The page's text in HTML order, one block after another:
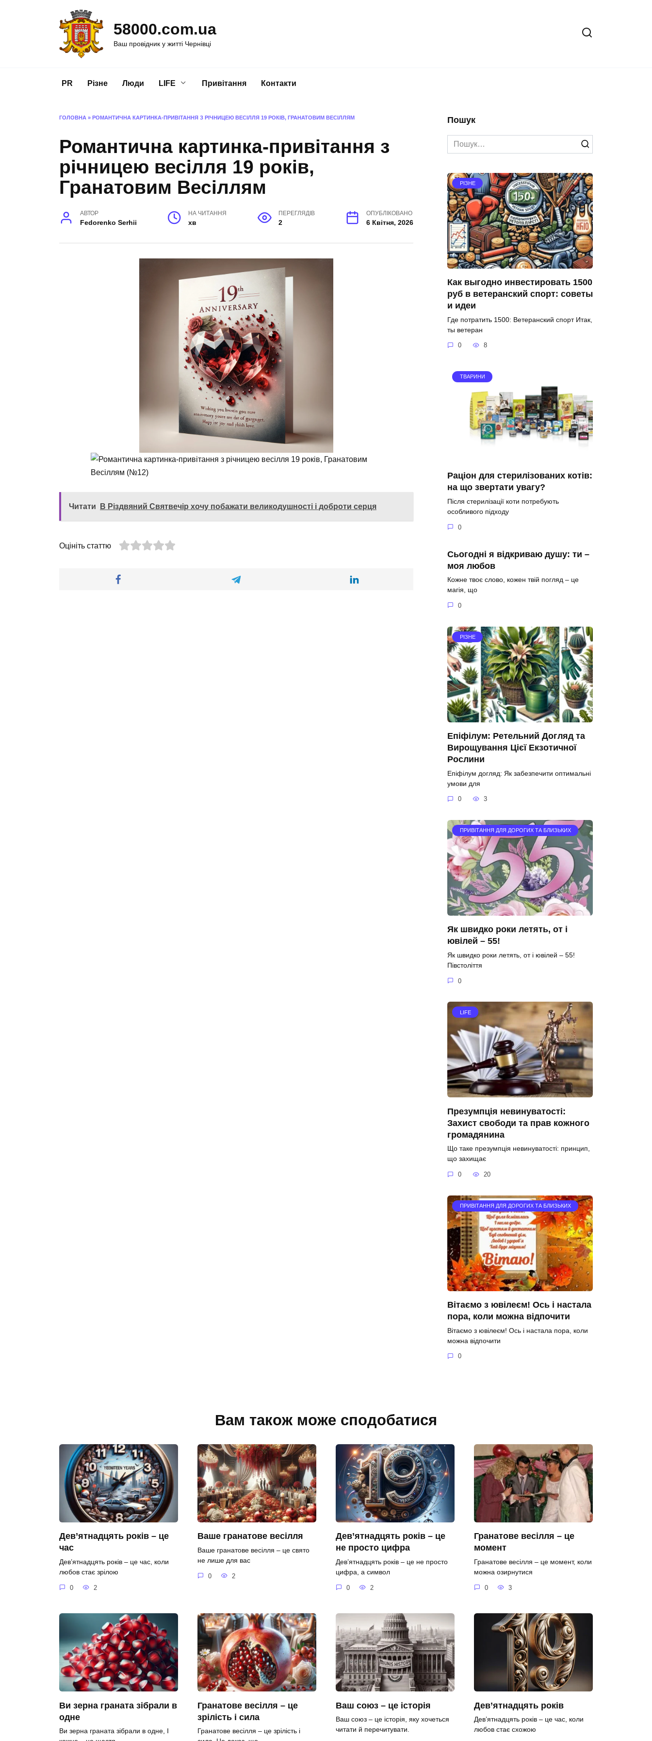
58000.com.ua
Ваш провідник у житті Чернівці
PR Різне Люди LIFE Привітання Контакти
ГОЛОВНА » РОМАНТИЧНА КАРТИНКА-ПРИВІТАННЯ З РІЧНИЦЕЮ ВЕСІЛЛЯ 19 РОКІВ, ГРАНАТОВИМ ВЕСІЛЛЯМ
Романтична картинка-привітання з
річницею весілля 19 років,
Гранатовим Весіллям
АВТОР
Fedorenko Serhii
НА ЧИТАННЯ
хв
ПЕРЕГЛЯДІВ
2
ОПУБЛІКОВАНО
6 Квітня, 2026
Читати В Різдвяний Святвечір хочу побажати великодушності і доброти серця
Оцініть статтю
Пошук
Search
for:
РІЗНЕ
Как выгодно инвестировать 1500
руб в ветеранский спорт: советы
и идеи
Где потратить 1500: Ветеранский спорт Итак,
ты ветеран
0 8
ТВАРИНИ
Раціон для стерилізованих котів:
на що звертати увагу?
Після стерилізації коти потребують
особливого підходу
0
Сьогодні я відкриваю душу: ти –
моя любов
Кожне твоє слово, кожен твій погляд – це
магія, що
0
РІЗНЕ
Епіфілум: Ретельний Догляд та
Вирощування Цієї Екзотичної
Рослини
Епіфілум догляд: Як забезпечити оптимальні
умови для
0 3
ПРИВІТАННЯ ДЛЯ ДОРОГИХ ТА БЛИЗЬКИХ
Як швидко роки летять, от і
ювілей – 55!
Як швидко роки летять, от і ювілей – 55!
Півстоліття
0
LIFE
Презумпція невинуватості:
Захист свободи та прав кожного
громадянина
Що таке презумпція невинуватості: принцип,
що захищає
0 20
ПРИВІТАННЯ ДЛЯ ДОРОГИХ ТА БЛИЗЬКИХ
Вітаємо з ювілеєм! Ось і настала
пора, коли можна відпочити
Вітаємо з ювілеєм! Ось і настала пора, коли
можна відпочити
0
Вам також може сподобатися
Дев’ятнадцять років – це
час
Дев’ятнадцять років – це час, коли
любов стає зрілою
0 2
Ваше гранатове весілля
Ваше гранатове весілля – це свято
не лише для вас
0 2
Дев’ятнадцять років – це
не просто цифра
Дев’ятнадцять років – це не просто
цифра, а символ
0 2
Гранатове весілля – це
момент
Гранатове весілля – це момент, коли
можна озирнутися
0 3
Ви зерна граната зібрали в
одне
Ви зерна граната зібрали в одне, І
Гранатове весілля – це
зрілість і сила
Гранатове весілля – це зрілість і
Ваш союз – це історія
Ваш союз – це історія, яку хочеться
читати й перечитувати.
Дев’ятнадцять років
Дев’ятнадцять років – це час, коли
любов стає схожою